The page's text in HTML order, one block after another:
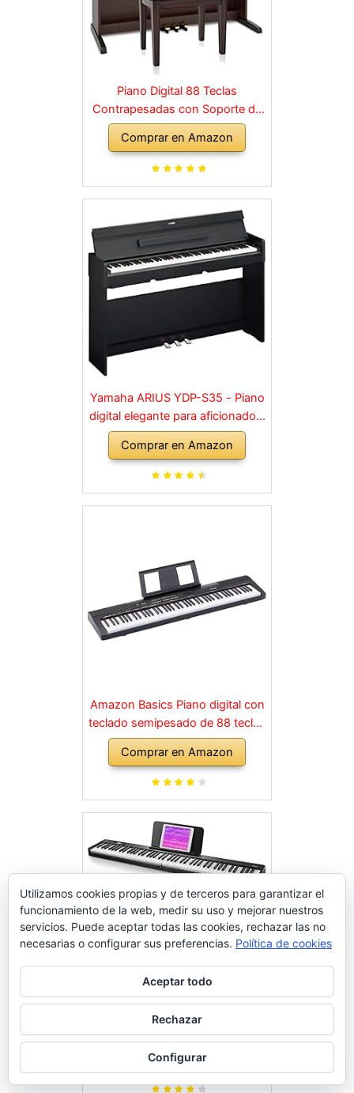
Piano Digital 88 Teclas
Contrapesadas con Soporte de
Madera y 3 Pedales Palisandro
Comprar en Amazon
Yamaha ARIUS YDP-S35 - Piano
digital elegante para aficionados,
para una experiencia similar a la
de un piano acústico, adecuado
para cualquier rincón de la casa,
Comprar en Amazon
Amazon Basics Piano digital con
teclado semipesado de 88 teclas
con pedal de resonancia, fuente
de alimentación, 2 altavoces y
modo de formación, Negro
Comprar en Amazon
Eastar Piano electrónico plegable
Completo para Principiantes,
Teclado de Piano Digital
Comprar en Amazon
Utilizamos cookies propias y de terceros para garantizar el
funcionamiento de la web, medir su uso y mejorar nuestros
servicios. Puede aceptar todas las cookies, rechazar las no
necesarias o configurar sus preferencias. Política de cookies
Aceptar todo
Rechazar
Configurar